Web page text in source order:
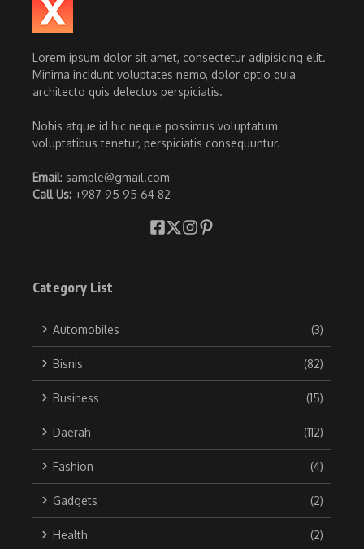
Lorem ipsum dolor sit amet, consectetur adipisicing elit.
Minima incidunt voluptates nemo, dolor optio quia
architecto quis delectus perspiciatis.
Nobis atque id hic neque possimus voluptatum
voluptatibus tenetur, perspiciatis consequuntur.
Email: sample@gmail.com
Call Us: +987 95 95 64 82
Category List
Automobiles (3)
Bisnis (82)
Business (15)
Daerah (112)
Fashion (4)
Gadgets (2)
Health (2)